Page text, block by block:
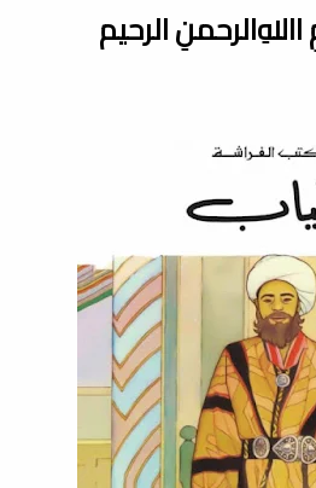
اﷲِالرحمنِ الرحيم